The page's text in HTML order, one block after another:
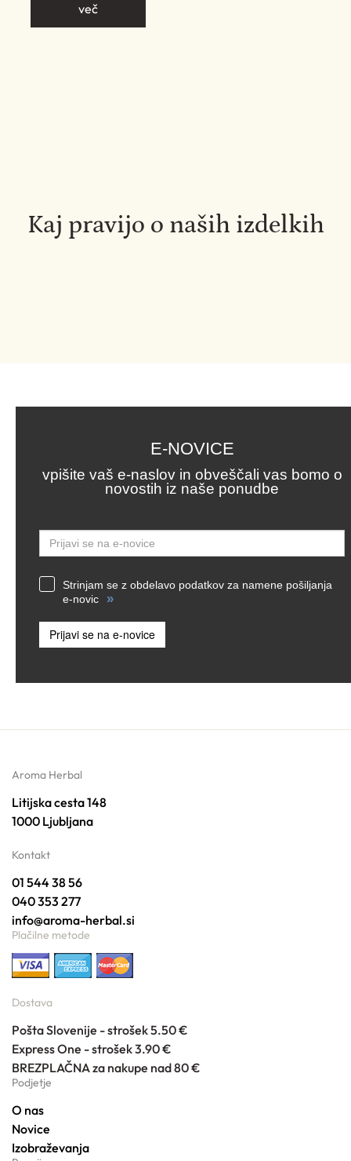
več
Kaj pravijo o naših izdelkih
E-NOVICE
vpišite vaš e-naslov in obveščali vas bomo o
novostih iz naše ponudbe
Strinjam se z obdelavo podatkov za namene pošiljanja
e-novic
»
Prijavi se na e-novice
Aroma Herbal
Litijska cesta 148
1000 Ljubljana
Kontakt
01 544 38 56
040 353 277
info@aroma-herbal.si
Plačilne metode
Dostava
Pošta Slovenije - strošek 5.50 €
Express One - strošek 3.90 €
BREZPLAČNA za nakupe nad 80 €
Podjetje
O nas
Novice
Izobraževanja